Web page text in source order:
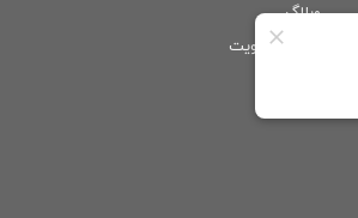
وبلاگ
عضویت